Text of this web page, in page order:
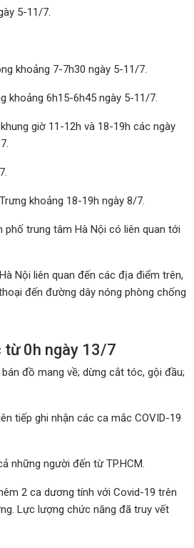
5-11/7.
khoảng 7-7h30 ngày 5-11/7.
khoảng 6h15-6h45 ngày 5-11/7.
giờ 11-12h và 18-19h các ngày
khoảng 18-19h ngày 8/7.
trung tâm Hà Nội có liên quan tới
Nội liên quan đến các địa điểm trên,
đến đường dây nóng phòng chống
từ 0h ngày 13/7
đồ mang về; dừng cắt tóc, gội đầu;
tiếp ghi nhận các ca mắc COVID-19
những người đến từ TP.HCM.
2 ca dương tính với Covid-19 trên
Lực lượng chức năng đã truy vết